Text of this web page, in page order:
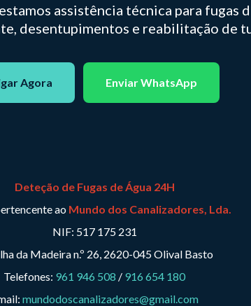
assistência técnica para fugas
desentupimentos e reabilitação de
Agora Enviar WhatsApp
Deteção de Fugas de Água 24H
ao Mundo dos Canalizadores, Lda.
NIF: 517 175 231
da Madeira n.º 26, 2620-045 Olival Basto
Telefones: 961 946 508 / 916 654 180
mundodoscanalizadores@gmail.com